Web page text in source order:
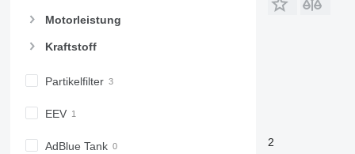
Motorleistung
Kraftstoff
Partikelfilter
EEV
AdBlue Tank 2